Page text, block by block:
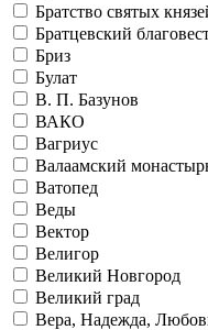
Братство святых
Братцевский
Бриз
Булат
В. П. Базунов
ВАКО
Вагриус
Валаамский
Ватопед
Веды
Вектор
Велигор
Великий Новгород
Великий град
Вера, Надежда,